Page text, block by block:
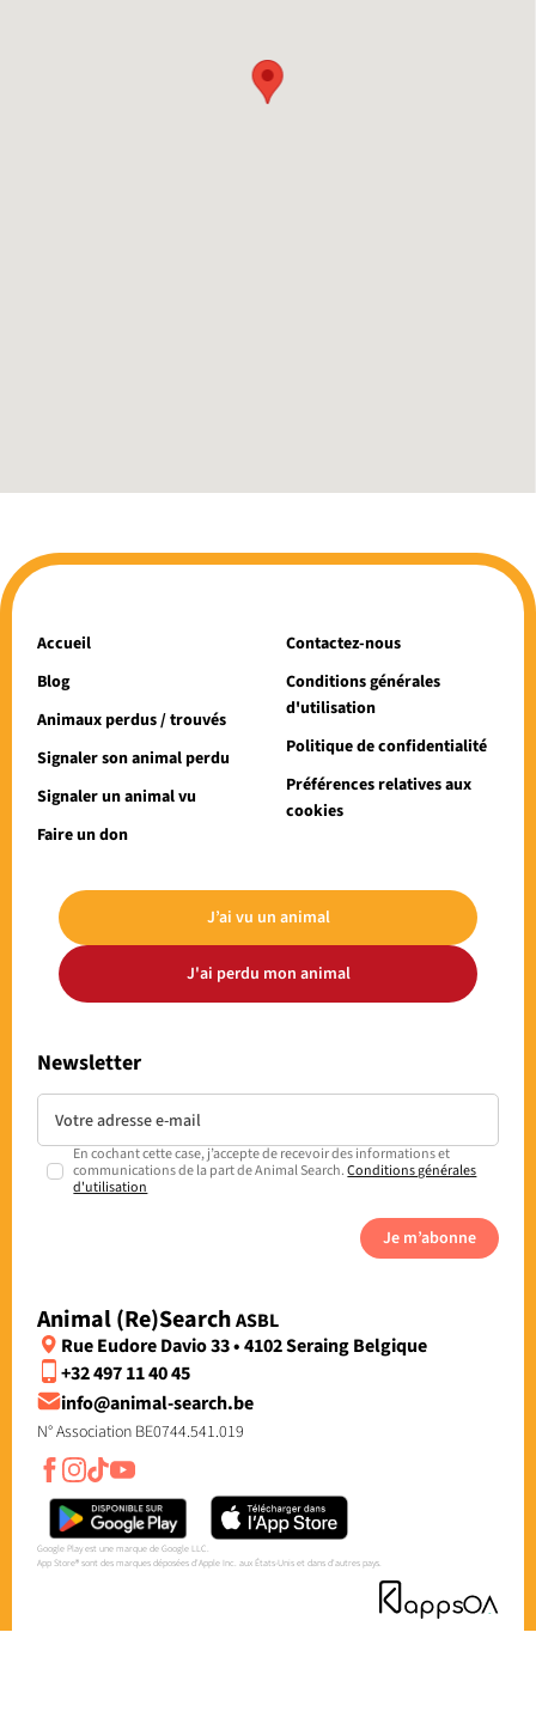
Animal (Re)SearchASBL
Rue Eudore Davio 33 • 4102 Seraing Belgique
+32 497 11 40 45
info@animal-search.be
N° Association BE0744.541.019
Google Play est une marque de Google LLC.
App Store® sont des marques déposées d'Apple Inc. aux États-Unis et dans d'autres pays.
Accueil
Blog
Animaux perdus / trouvés
Signaler son animal perdu
Signaler un animal vu
Faire un don
Contactez-nous
Conditions générales
d'utilisation
Politique de confidentialité
Préférences relatives aux
cookies
J’ai vu un animal
J'ai perdu mon animal
Newsletter
En cochant cette case, j’accepte de recevoir des informations et
communications de la part de Animal Search.Conditions générales
d'utilisation
Je m’abonne